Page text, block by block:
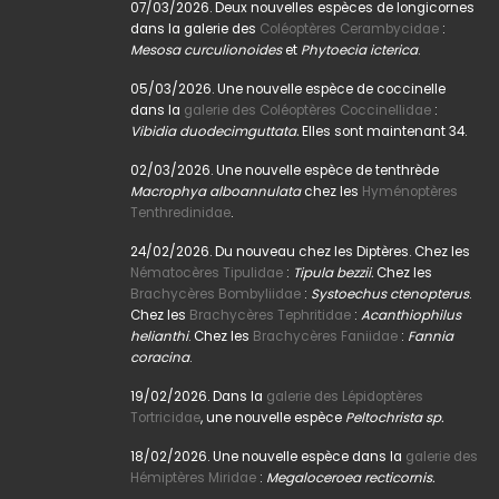
07/03/2026. Deux nouvelles espèces de longicornes
dans la galerie des Coléoptères Cerambycidae :
Mesosa curculionoideset Phytoecia icterica.
05/03/2026. Une nouvelle espèce de coccinelle
dans la galerie des Coléoptères Coccinellidae :
Vibidia duodecimguttata.Elles sont maintenant 34.
02/03/2026. Une nouvelle espèce de tenthrède
Macrophya alboannulatachez les Hyménoptères
Tenthredinidae.
24/02/2026. Du nouveau chez les Diptères. Chez les
Nématocères Tipulidae : Tipula bezzii. Chez les
Brachycères Bombyliidae : Systoechus ctenopterus.
Chez les Brachycères Tephritidae : Acanthiophilus
helianthi. Chez les Brachycères Faniidae : Fannia
coracina.
19/02/2026. Dans la galerie des Lépidoptères
Tortricidae, une nouvelle espèce Peltochrista sp.
18/02/2026. Une nouvelle espèce dans la galerie des
Hémiptères Miridae : Megaloceroea recticornis.